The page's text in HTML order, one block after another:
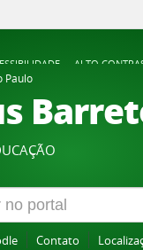
Acesso
ALTO
Paulo
Contato